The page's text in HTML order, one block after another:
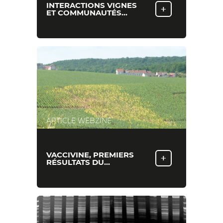
INTERACTIONS VIGNES
ET COMMUNAUTÉS… +
ARTICLE WEBZINE
VACCIVINE, PREMIERS
RÉSULTATS DU… +